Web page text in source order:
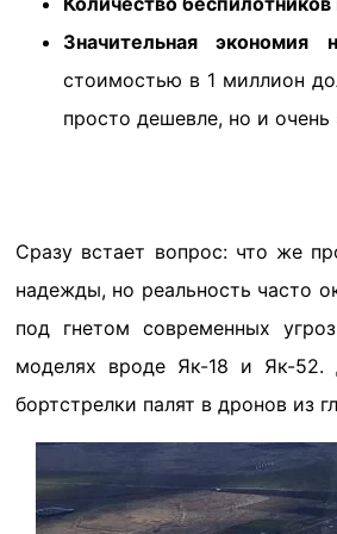
Значительная экономия
стоимостью в 1 миллион
просто дешевле, но и
Сразу встает вопрос: что же
надежды, но реальность часто
под гнетом современных
моделях вроде Як-18 и Як-52.
бортстрелки палят в дронов из